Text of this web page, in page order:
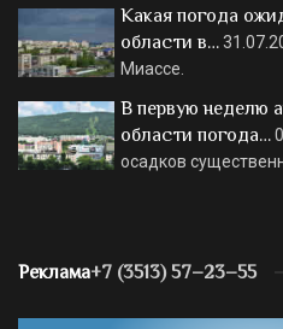
Какая погода
области в…
Миассе.
В первую неделю
области погода…
осадков
Реклама+7 (3513) 57–23–55